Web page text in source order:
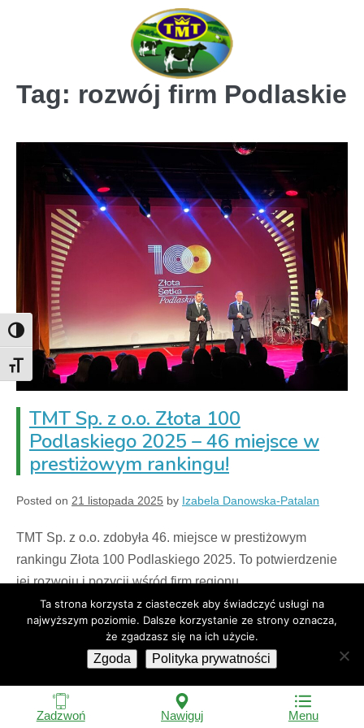
Toggle High Contrast
Toggle Font size
Zadzwoń Nawiguj Menu
Tag: rozwój firm Podlaskie
TMT Sp. z o.o. Złota 100
Podlaskiego 2025 – 46 miejsce w
prestiżowym rankingu!
Posted on 21 listopada 2025 by Izabela Danowska-Patalan
TMT Sp. z o.o. zdobyła 46. miejsce w prestiżowym
rankingu Złota 100 Podlaskiego 2025. To potwierdzenie
jej rozwoju i pozycji wśród firm regionu.
Czytaj więcej
Filed under:Aktualności
Ta strona korzysta z ciasteczek aby świadczyć usługi na
najwyższym poziomie. Dalsze korzystanie ze strony oznacza,
że zgadzasz się na ich użycie.
Zgoda Polityka prywatności